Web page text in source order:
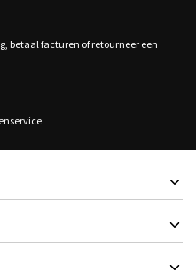
betaal facturen of retourneer een